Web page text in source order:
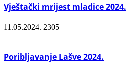
Vještački mrijest mladice 2024.
11.05.2024. 2305
Poribljavanje Lašve 2024.